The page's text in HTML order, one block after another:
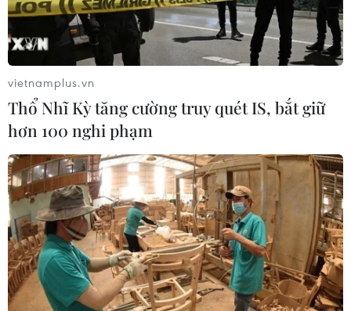
#dịch COVID-19
#không tổ chức bắn pháo hoa
#du Xuân
#chợ hoa kiểng
#chốt kiểm soát
Cà Mau
vietnamplus.vn
Thổ Nhĩ Kỳ tăng cường truy quét IS, bắt giữ
hơn 100 nghi phạm